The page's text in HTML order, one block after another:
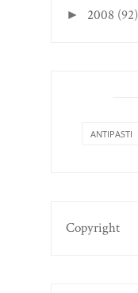
► 2008 (92)
ANTIPASTI
Copyright